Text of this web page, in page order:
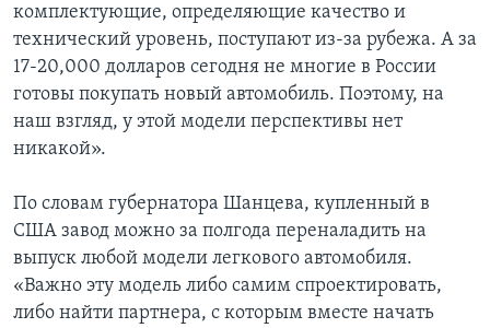
комплектующие, определяющие качество и
технический уровень, поступают из-за рубежа. А за
17-20,000 долларов сегодня не многие в России
готовы покупать новый автомобиль. Поэтому, на
наш взгляд, у этой модели перспективы нет
никакой».
По словам губернатора Шанцева, купленный в
США завод можно за полгода переналадить на
выпуск любой модели легкового автомобиля.
«Важно эту модель либо самим спроектировать,
либо найти партнера, с которым вместе начать